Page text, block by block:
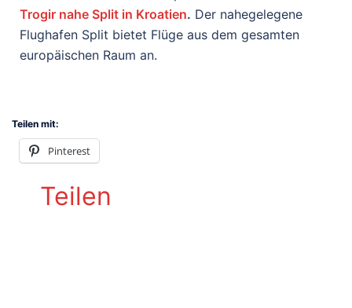
Trogir nahe Split in Kroatien. Der nahegelegene
Flughafen Split bietet Flüge aus dem gesamten
europäischen Raum an.
Teilen mit:
Pinterest
Teilen